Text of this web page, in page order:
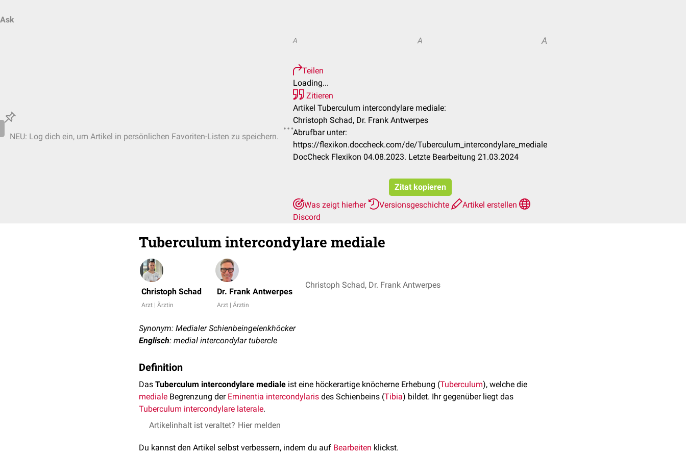
Ask
NEU: Log dich ein, um Artikel in persönlichen Favoriten-Listen zu speichern.
A A A
Teilen
Loading...
Zitieren
Artikel Tuberculum intercondylare mediale:
Christoph Schad, Dr. Frank Antwerpes
Abrufbar unter:
https://flexikon.doccheck.com/de/Tuberculum_intercondylare_mediale
DocCheck Flexikon 04.08.2023. Letzte Bearbeitung 21.03.2024
Zitat kopieren
Was zeigt hierher
Versionsgeschichte
Artikel erstellen
Discord
Tuberculum intercondylare mediale
Christoph Schad
Arzt | Ärztin
Dr. Frank Antwerpes
Arzt | Ärztin
Christoph Schad, Dr. Frank Antwerpes
Synonym: Medialer Schienbeingelenkhöcker
Englisch: medial intercondylar tubercle
Definition
Das Tuberculum intercondylare mediale ist eine höckerartige knöcherne Erhebung (Tuberculum), welche die
mediale Begrenzung der Eminentia intercondylaris des Schienbeins (Tibia) bildet. Ihr gegenüber liegt das
Tuberculum intercondylare laterale.
Artikelinhalt ist veraltet? Hier melden
Du kannst den Artikel selbst verbessern, indem du auf Bearbeiten klickst.